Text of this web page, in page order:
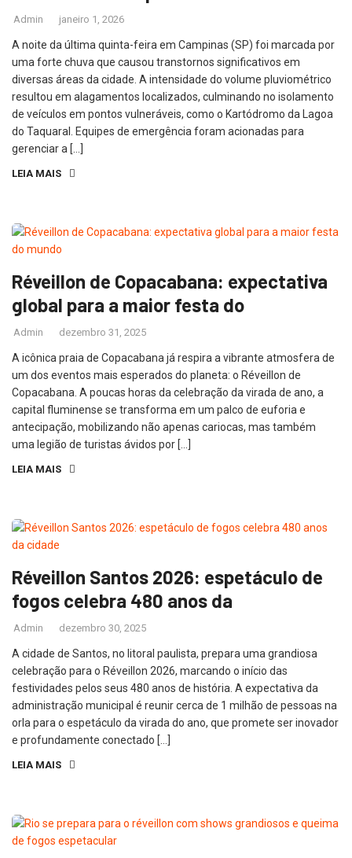
Admin janeiro 1, 2026
A noite da última quinta-feira em Campinas (SP) foi marcada por
uma forte chuva que causou transtornos significativos em
diversas áreas da cidade. A intensidade do volume pluviométrico
resultou em alagamentos localizados, culminando no isolamento
de veículos em pontos vulneráveis, como o Kartódromo da Lagoa
do Taquaral. Equipes de emergência foram acionadas para
gerenciar a […]
LEIA MAIS
Réveillon de Copacabana: expectativa
global para a maior festa do
Admin dezembro 31, 2025
A icônica praia de Copacabana já respira a vibrante atmosfera de
um dos eventos mais esperados do planeta: o Réveillon de
Copacabana. A poucas horas da celebração da virada de ano, a
capital fluminense se transforma em um palco de euforia e
antecipação, mobilizando não apenas cariocas, mas também
uma legião de turistas ávidos por […]
LEIA MAIS
Réveillon Santos 2026: espetáculo de
fogos celebra 480 anos da
Admin dezembro 30, 2025
A cidade de Santos, no litoral paulista, prepara uma grandiosa
celebração para o Réveillon 2026, marcando o início das
festividades pelos seus 480 anos de história. A expectativa da
administração municipal é reunir cerca de 1 milhão de pessoas na
orla para o espetáculo da virada do ano, que promete ser inovador
e profundamente conectado […]
LEIA MAIS